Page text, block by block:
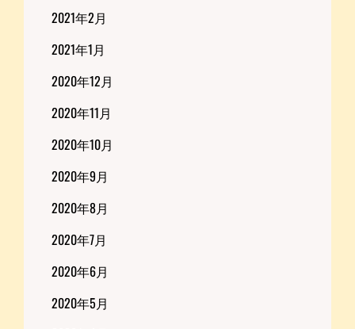
2021年2月
2021年1月
2020年12月
2020年11月
2020年10月
2020年9月
2020年8月
2020年7月
2020年6月
2020年5月